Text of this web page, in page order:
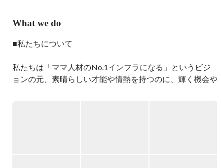
What we do
■私たちについて
私たちは「ママ人材のNo.1インフラになる」というビジ
ョンの元、素晴らしい才能や情熱を持つのに、輝く機会や